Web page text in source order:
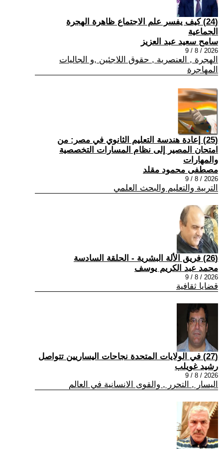
(24) كيف يفسر علم الاجتماع ظاهرة الهجرة
الجماعية
سامح سعيد عبد العزيز
2026 / 8 / 9
الهجرة , العنصرية , حقوق اللاجئين ,و الجاليات
المهاجرة
(25) إعادة هندسة التعليم الثانوي في مصر: من
امتحان المصير إلى نظام المسارات التخصصية
والمهارات
مصطفى محمود مقلد
2026 / 8 / 9
التربية والتعليم والبحث العلمي
(26) فريق الألة البشرية - الحلقة السادسة
محمد عبد الكريم يوسف
2026 / 8 / 9
قضايا ثقافية
(27) في الولايات المتحدة نجاحات اليساريين تتواصل
رشيد غويلب
2026 / 8 / 9
اليسار , التحرر , والقوى الانسانية في العالم